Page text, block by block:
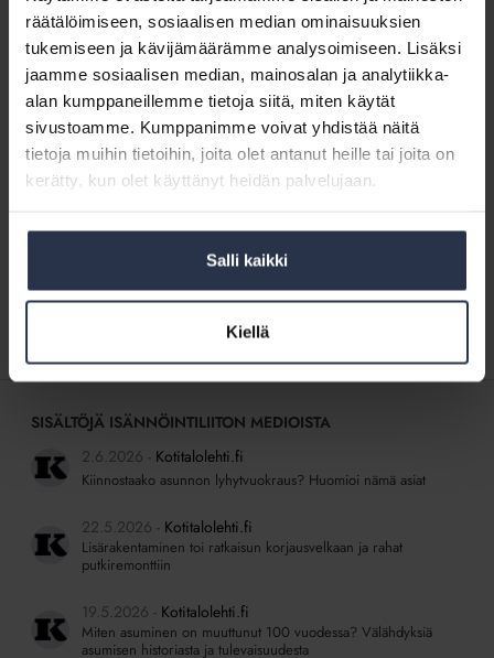
räätälöimiseen, sosiaalisen median ominaisuuksien
tukemiseen ja kävijämäärämme analysoimiseen. Lisäksi
jaamme sosiaalisen median, mainosalan ja analytiikka-
alan kumppaneillemme tietoja siitä, miten käytät
sivustoamme. Kumppanimme voivat yhdistää näitä
tietoja muihin tietoihin, joita olet antanut heille tai joita on
kerätty, kun olet käyttänyt heidän palvelujaan.
Salli kaikki
Kiellä
ruokakaupalla
oikeus
korvauksiin,
kun
taloyhtiön
rakentaminen
on
viivästynyt?
Lakikysymys: Onko ruokakaupalla oikeus
korvauksiin, kun taloyhtiön rakentaminen
on viivästynyt?
LAKIKYSYMYKSET
Lakiasiantuntija vastaa
Lakikysymys:
Onko
jos
voi
asua
ikkunaremontin
vuoksi?
vuokranalennukseen, jos asunnossa ei voi
Lakiasiantuntija vastaa
SISÄLTÖJÄ ISÄNNÖINTILIITON MEDIOISTA
2.6.2026
Kotitalolehti.fi
Kiinnostaako asunnon lyhytvuokraus? Huomioi nämä asiat
22.5.2026 Kotitalolehti.fi
Lisärakentaminen toi ratkaisun korjausvelkaan ja rahat
putkiremonttiin
19.5.2026 Kotitalolehti.fi
Miten asuminen on muuttunut 100 vuodessa? Välähdyksiä
asumisen historiasta ja tulevaisuudesta